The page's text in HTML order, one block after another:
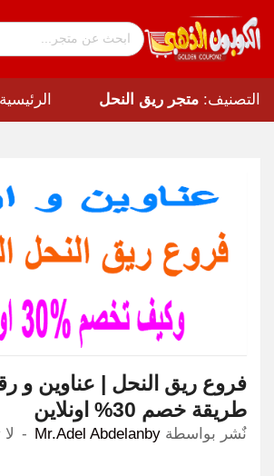
التصنيف: متجر ريق النحل الرئيسية
فروع ريق النحل | عناوين و
طريقة خصم 30% اونلاين
نٌشر بواسطة Mr.Adel Abdelanby